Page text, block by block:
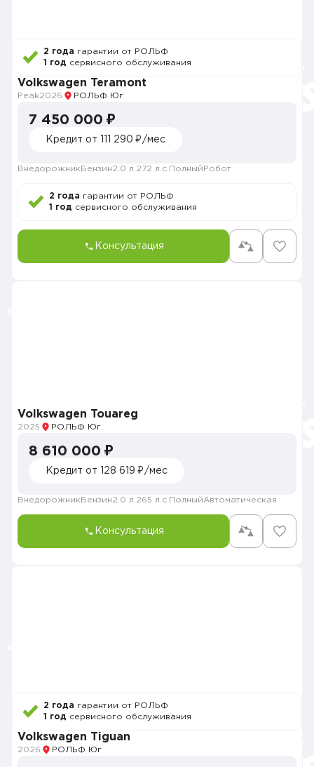
2 года гарантии от РОЛЬФ
1 год сервисного обслуживания
Volkswagen Teramont
Peak2026 РОЛЬФ Юг
7 450 000 ₽
Кредит от 111 290 ₽/мес
Внедорожник Бензин2.0 л. 272 л.с. Полный Робот
2 года гарантии от РОЛЬФ
1 год сервисного обслуживания
Консультация
Volkswagen Touareg
2025 РОЛЬФ Юг
8 610 000 ₽
Кредит от 128 619 ₽/мес
Внедорожник Бензин2.0 л. 265 л.с. ПолныйАвтоматическая
Консультация
2 года гарантии от РОЛЬФ
1 год сервисного обслуживания
Volkswagen Tiguan
2026 РОЛЬФ Юг